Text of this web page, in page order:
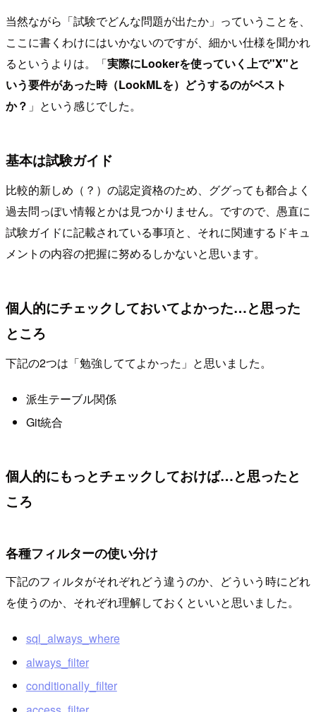
当然ながら「試験でどんな問題が出たか」っていうことを、
ここに書くわけにはいかないのですが、細かい仕様を聞かれ
るというよりは。「実際にLookerを使っていく上で"X"と
いう要件があった時（LookMLを）どうするのがベスト
か？ 」という感じでした。
基本は試験ガイド
比較的新しめ（？）の認定資格のため、ググっても都合よく
過去問っぽい情報とかは見つかりません。ですので、愚直に
試験ガイドに記載されている事項と、それに関連するドキュ
メントの内容の把握に努めるしかないと思います。
個人的にチェックしておいてよかった…と思った
ところ
下記の2つは「勉強しててよかった」と思いました。
派生テーブル関係
Git統合
個人的にもっとチェックしておけば…と思ったと
ころ
各種フィルターの使い分け
下記のフィルタがそれぞれどう違うのか、どういう時にどれ
を使うのか、それぞれ理解しておくといいと思いました。
sql_always_where
always_filter
conditionally_filter